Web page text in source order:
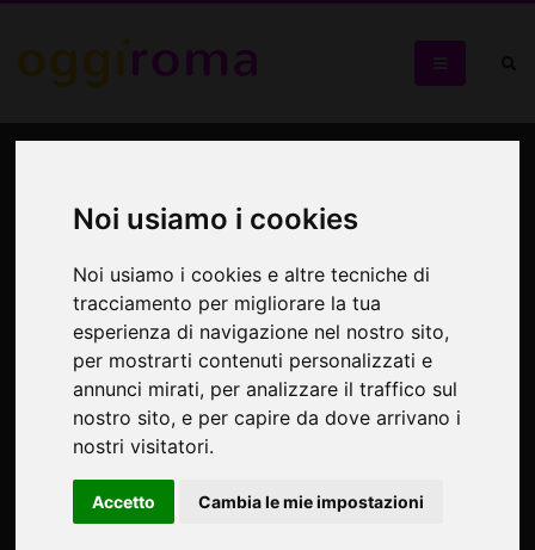
Noi usiamo i cookies
Noi usiamo i cookies e altre tecniche di
tracciamento per migliorare la tua
esperienza di navigazione nel nostro sito,
per mostrarti contenuti personalizzati e
annunci mirati, per analizzare il traffico sul
nostro sito, e per capire da dove arrivano i
nostri visitatori.
Accetto Cambia le mie impostazioni
vita, arte e amori di Anna
Magnani
Passeggiata nei luoghi vissuti dall'attrice